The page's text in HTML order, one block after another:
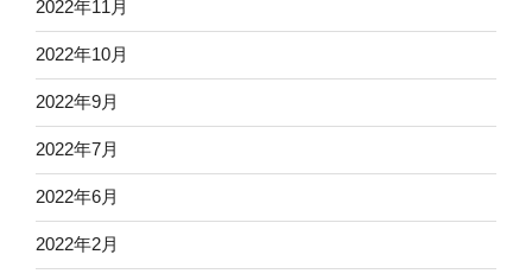
2022年11月
2022年10月
2022年9月
2022年7月
2022年6月
2022年2月